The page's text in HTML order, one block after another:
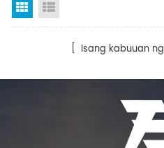
Grid View
[ Isang kabuuan ng